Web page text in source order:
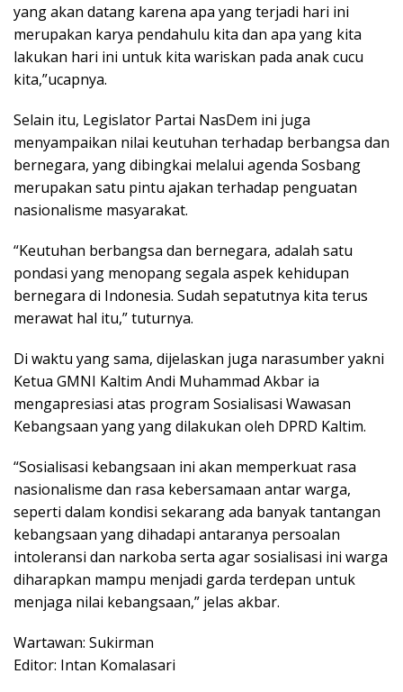
yang akan datang karena apa yang terjadi hari ini
merupakan karya pendahulu kita dan apa yang kita
lakukan hari ini untuk kita wariskan pada anak cucu
kita,”ucapnya.
Selain itu, Legislator Partai NasDem ini juga
menyampaikan nilai keutuhan terhadap berbangsa dan
bernegara, yang dibingkai melalui agenda Sosbang
merupakan satu pintu ajakan terhadap penguatan
nasionalisme masyarakat.
“Keutuhan berbangsa dan bernegara, adalah satu
pondasi yang menopang segala aspek kehidupan
bernegara di Indonesia. Sudah sepatutnya kita terus
merawat hal itu,” tuturnya.
Di waktu yang sama, dijelaskan juga narasumber yakni
Ketua GMNI Kaltim Andi Muhammad Akbar ia
mengapresiasi atas program Sosialisasi Wawasan
Kebangsaan yang yang dilakukan oleh DPRD Kaltim.
“Sosialisasi kebangsaan ini akan memperkuat rasa
nasionalisme dan rasa kebersamaan antar warga,
seperti dalam kondisi sekarang ada banyak tantangan
kebangsaan yang dihadapi antaranya persoalan
intoleransi dan narkoba serta agar sosialisasi ini warga
diharapkan mampu menjadi garda terdepan untuk
menjaga nilai kebangsaan,” jelas akbar.
Wartawan: Sukirman
Editor: Intan Komalasari